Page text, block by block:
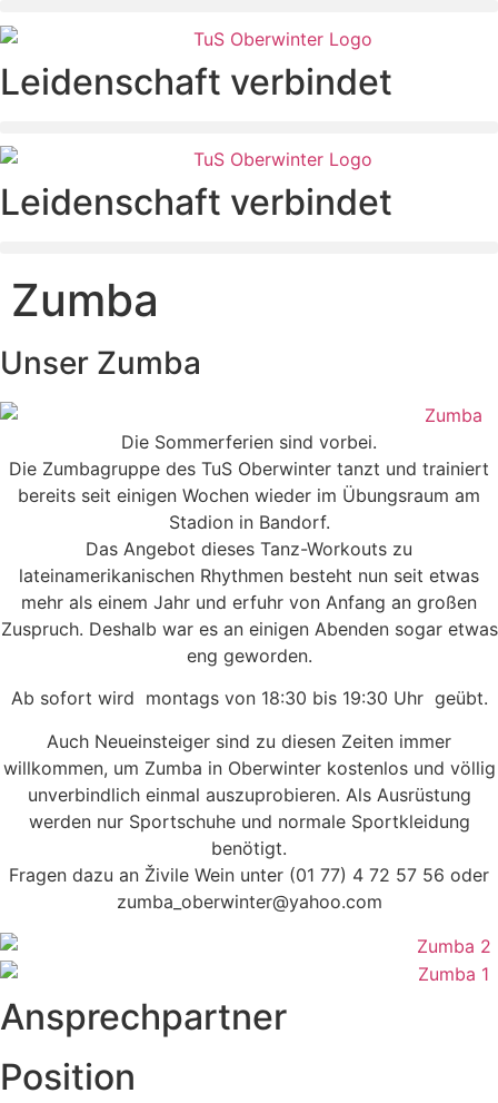
Inhalt
springen
Leidenschaft verbindet
Leidenschaft verbindet
Zumba
Unser Zumba
Die Sommerferien sind vorbei.
Die Zumbagruppe des TuS Oberwinter tanzt und trainiert
bereits seit einigen Wochen wieder im Übungsraum am
Stadion in Bandorf.
Das Angebot dieses Tanz-Workouts zu
lateinamerikanischen Rhythmen besteht nun seit etwas
mehr als einem Jahr und erfuhr von Anfang an großen
Zuspruch. Deshalb war es an einigen Abenden sogar etwas
eng geworden.
Ab sofort wird montags von 18:30 bis 19:30 Uhr geübt.
Auch Neueinsteiger sind zu diesen Zeiten immer
willkommen, um Zumba in Oberwinter kostenlos und völlig
unverbindlich einmal auszuprobieren. Als Ausrüstung
werden nur Sportschuhe und normale Sportkleidung
benötigt.
Fragen dazu an Živile Wein unter (01 77) 4 72 57 56 oder
zumba_oberwinter@yahoo.com
Ansprechpartner
Position